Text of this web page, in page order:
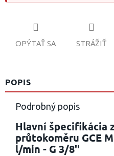
OPÝTAŤ SA STRÁŽIŤ
POPIS
Podrobný popis
Hlavní špecifikácia
průtokoměru GCE
l/min - G 3/8''